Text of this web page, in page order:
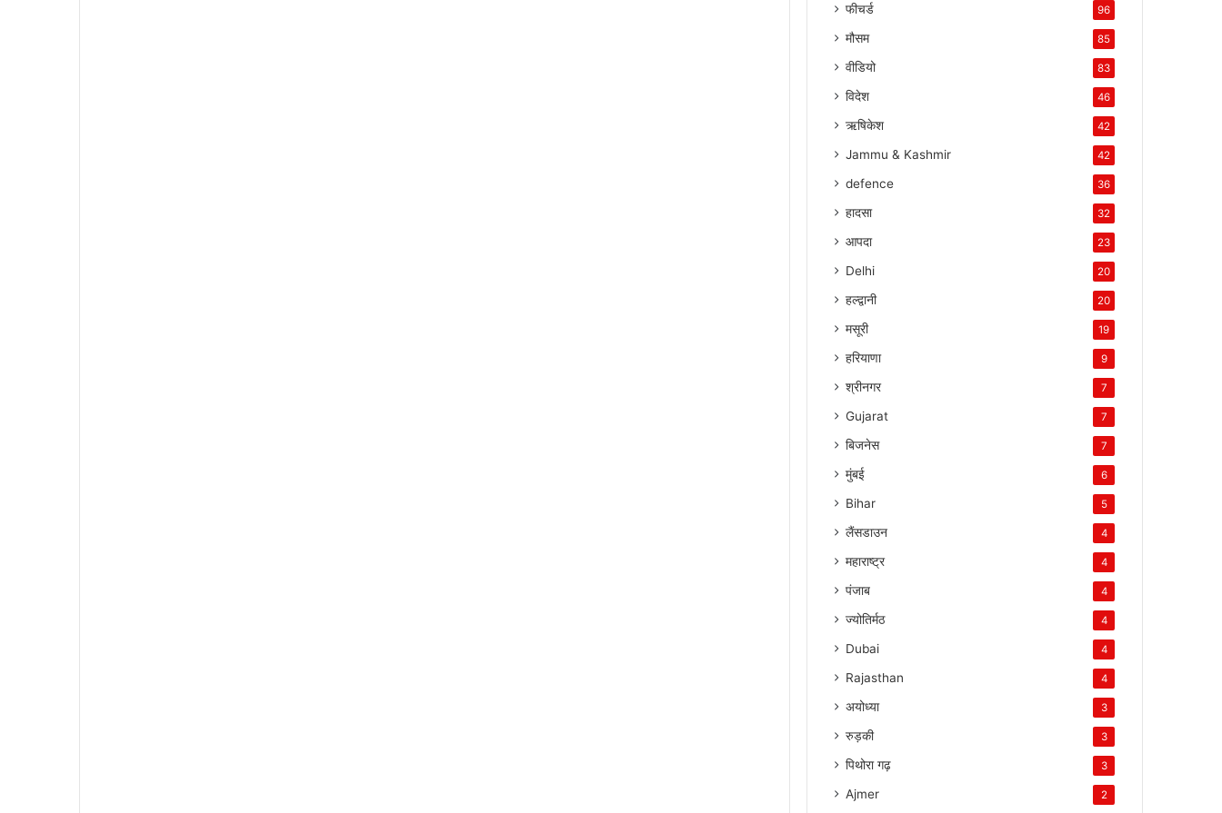
फीचर्ड 96
मौसम 85
वीडियो 83
विदेश 46
ऋषिकेश 42
Jammu & Kashmir 42
defence 36
हादसा 32
आपदा 23
Delhi 20
हल्द्वानी 20
मसूरी 19
हरियाणा 9
श्रीनगर 7
Gujarat 7
बिजनेस 7
मुंबई 6
Bihar 5
लैंसडाउन 4
महाराष्ट्र 4
पंजाब 4
ज्योतिर्मठ 4
Dubai 4
Rajasthan 4
अयोध्या 3
रुड़की 3
पिथोरा गढ़ 3
Ajmer 2